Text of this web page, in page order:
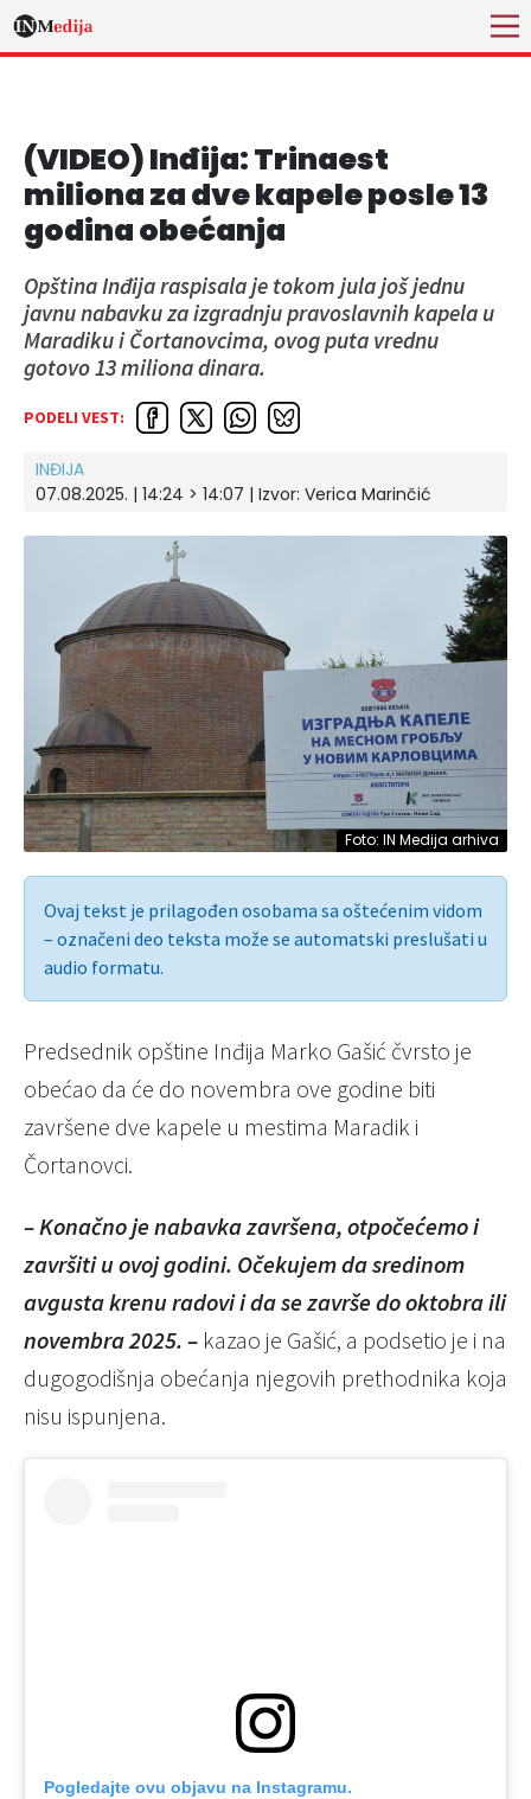
(VIDEO) Inđija: Trinaest
miliona za dve kapele posle 13
godina obećanja
Opština Inđija raspisala je tokom jula još jednu
javnu nabavku za izgradnju pravoslavnih kapela u
Maradiku i Čortanovcima, ovog puta vrednu
gotovo 13 miliona dinara.
PODELI VEST:
INĐIJA
07.08.2025. | 14:24 > 14:07 | Izvor: Verica Marinčić
Foto: IN Medija arhiva
Ovaj tekst je prilagođen osobama sa oštećenim vidom
– označeni deo teksta može se automatski preslušati u
audio formatu.
Predsednik opštine Inđija Marko Gašić čvrsto je
obećao da će do novembra ove godine biti
završene dve kapele u mestima Maradik i
Čortanovci.
– Konačno je nabavka završena, otpočećemo i
završiti u ovoj godini. Očekujem da sredinom
avgusta krenu radovi i da se završe do oktobra ili
novembra 2025. – kazao je Gašić, a podsetio je i na
dugogodišnja obećanja njegovih prethodnika koja
nisu ispunjena.
Pogledajte ovu objavu na Instagramu.